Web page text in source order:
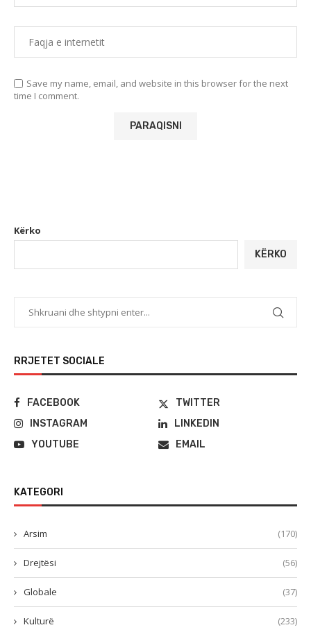
Save my name, email, and website in this browser for the next
time I comment.
Kërko
KËRKO
RRJETET SOCIALE
FACEBOOK
TWITTER
INSTAGRAM
LINKEDIN
YOUTUBE
EMAIL
KATEGORI
Arsim (170)
Drejtësi (56)
Globale (37)
Kulturë (233)